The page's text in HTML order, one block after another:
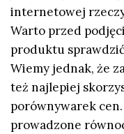
internetowej
Warto przed
produktu
Wiemy jednak, że
też najlepiej
porównywarek cen.
prowadzone